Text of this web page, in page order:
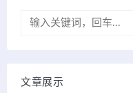
文章展示